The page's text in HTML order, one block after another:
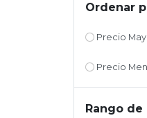
Ordenar
Precio
Precio
Rango de